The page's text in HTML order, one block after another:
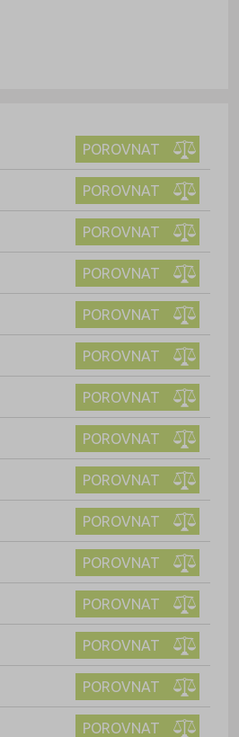
POROVNAT
POROVNAT
POROVNAT
POROVNAT
POROVNAT
POROVNAT
POROVNAT
POROVNAT
POROVNAT
POROVNAT
POROVNAT
POROVNAT
POROVNAT
POROVNAT
POROVNAT